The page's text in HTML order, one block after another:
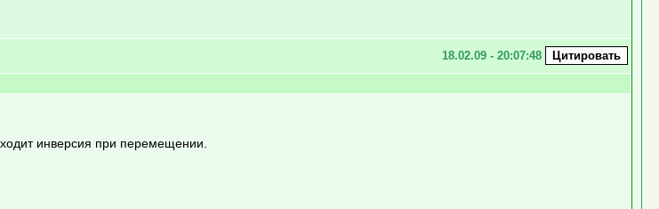
18.02.09 - 20:07:48
инверсия при перемещении.